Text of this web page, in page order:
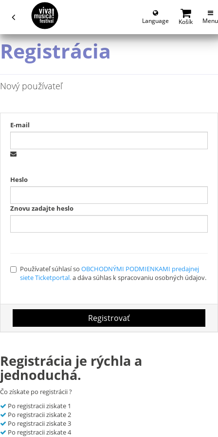
Menu
Košík
Language
Registrácia
Nový používateľ
E-mail
Heslo
Znovu zadajte heslo
Používateľ súhlasí so OBCHODNÝMI PODMIENKAMI predajnej
siete Ticketportal.a dáva súhlas k spracovaniu osobných údajov.
Registrovať
Registrácia je rýchla a
jednoduchá.
Čo získate po registrácii ?
Po registracii ziskate 1
Po registracii ziskate 2
Po registracii ziskate 3
Po registracii ziskate 4